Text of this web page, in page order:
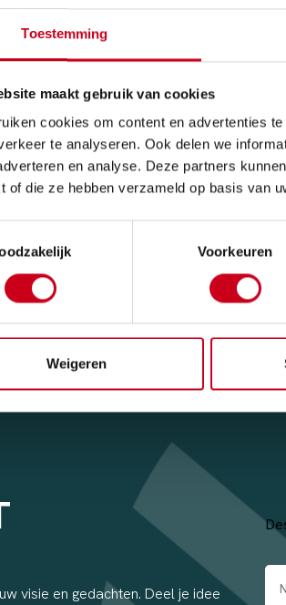
Toestemming
maakt gebruik van cookies
cookies om content en advertenties
te analyseren. Ook delen we
en analyse. Deze partners
of die ze hebben verzameld op basis van
Voorkeuren
Weigeren
visie en gedachten. Deel je idee